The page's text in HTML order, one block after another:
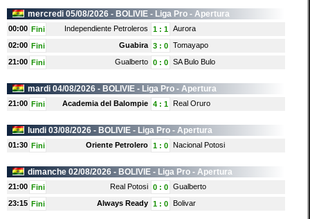
mercredi 05/08/2026 - BOLIVIE - Liga Pro - Apertura
00:00 Fini Independiente Petroleros 1 : 1 Aurora
02:00 Fini Guabira 3 : 0 Tomayapo
21:00 Fini Gualberto 0 : 0 SA Bulo Bulo
mardi 04/08/2026 - BOLIVIE - Liga Pro - Apertura
21:00 Fini Academia del Balompie 4 : 1 Real Oruro
lundi 03/08/2026 - BOLIVIE - Liga Pro - Apertura
01:30 Fini Oriente Petrolero 1 : 0 Nacional Potosi
dimanche 02/08/2026 - BOLIVIE - Liga Pro - Apertura
21:00 Fini Real Potosi 0 : 0 Gualberto
23:15 Fini Always Ready 1 : 0 Bolivar